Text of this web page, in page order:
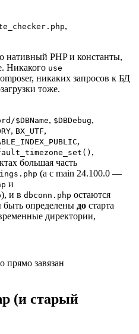
,
нативный PHP и константы,
Никакого use
никаких запросов к БД
тоже.
$DBName, $DBDebug,
, BX_UTF,
,
,
большая часть
(а с main 24.100.0 —
и
), и в dbconn.php остаются
определены до старта
директории,
прямо завязан
(и старый